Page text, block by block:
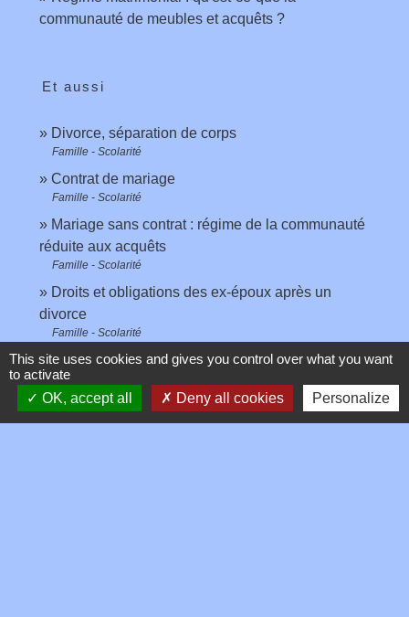
communauté de meubles et acquêts ?
Et aussi
Divorce, séparation de corps
Famille - Scolarité
Contrat de mariage
Famille - Scolarité
Mariage sans contrat : régime de la communauté
réduite aux acquêts
Famille - Scolarité
Droits et obligations des ex-époux après un
divorce
Famille - Scolarité
Et aussi
This site uses cookies and gives you control over what you want
to activate
OK, accept all
Deny all cookies Personalize